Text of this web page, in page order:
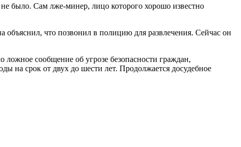
было. Сам лже-минер, лицо которого хорошо известно
что позвонил в полицию для развлечения. Сейчас он
сообщение об угрозе безопасности граждан,
на срок от двух до шести лет. Продолжается досудебное